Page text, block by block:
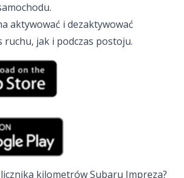
aktywować i dezaktywować
ruchu, jak i podczas postoju.
kilometrów Subaru Impreza?